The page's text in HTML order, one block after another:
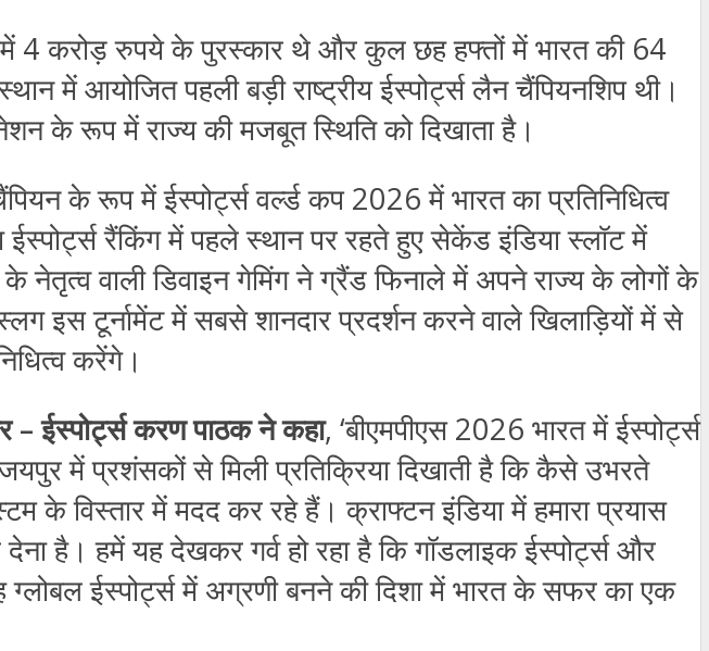
4 करोड़ रुपये के पुरस्कार थे और कुल छह हफ्तों में भारत की 64
में आयोजित पहली बड़ी राष्ट्रीय ईस्पोर्ट्स लैन चैंपियनशिप थी।
के रूप में राज्य की मजबूत स्थिति को दिखाता है।
के रूप में ईस्पोर्ट्स वर्ल्ड कप 2026 में भारत का प्रतिनिधित्व
रैंकिंग में पहले स्थान पर रहते हुए सेकेंड इंडिया स्लॉट में
वाली डिवाइन गेमिंग ने ग्रैंड फिनाले में अपने राज्य के लोगों के
इस टूर्नामेंट में सबसे शानदार प्रदर्शन करने वाले खिलाड़ियों में से
करेंगे।
– ईस्पोर्ट्स करण पाठक ने कहा, ‘बीएमपीएस 2026 भारत में ईस्पोर्ट्स
में प्रशंसकों से मिली प्रतिक्रिया दिखाती है कि कैसे उभरते
के विस्तार में मदद कर रहे हैं। क्राफ्टन इंडिया में हमारा प्रयास
है। हमें यह देखकर गर्व हो रहा है कि गॉडलाइक ईस्पोर्ट्स और
ईस्पोर्ट्स में अग्रणी बनने की दिशा में भारत के सफर का एक